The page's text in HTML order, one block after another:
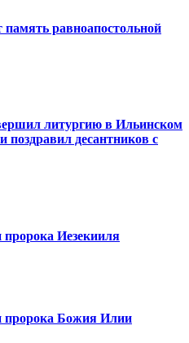
память равноапостольной
литургию в Ильинском
поздравил десантников с
пророка Иезекииля
пророка Божия Илии